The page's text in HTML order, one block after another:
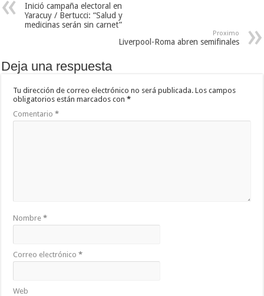
Inició campaña electoral en
Yaracuy / Bertucci: “Salud y
medicinas serán sin carnet”
Proximo
Liverpool-Roma abren semifinales
Deja una respuesta
Tu dirección de correo electrónico no será publicada. Los campos
obligatorios están marcados con*
Comentario*
Nombre*
Correo electrónico*
Web